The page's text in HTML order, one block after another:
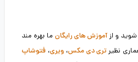
شوید و ازآموزش های رایگان ما بهره مند
نظیر تری دی مکس، ویری، فتوشاپ